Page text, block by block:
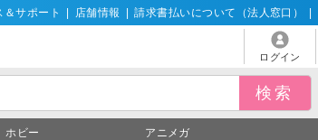
＆サポート 店舗情報 請求書払いについて（法人窓口）
ログイン
ホビー アニメガ